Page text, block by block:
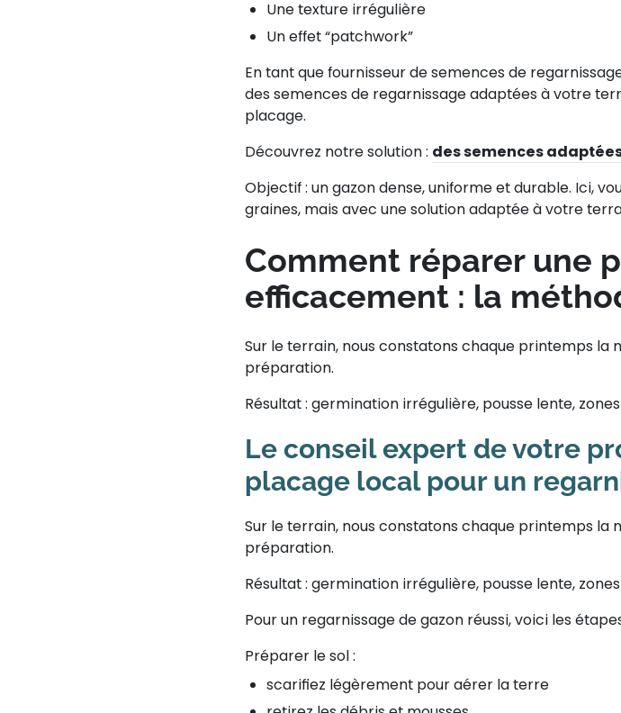
Une texture irrégulière
Un effet “patchwork”
En tant quefournisseur de semences de
dessemences de regarnissageadaptées à votre
placage.
Découvrez notre solution : des semences
Objectif : un gazon dense, uniforme et durable. Ici,
graines, mais avec une solution adaptée à votre
Comment réparer une
efficacement : la
Sur le terrain, nous constatons chaque printemps
préparation.
Résultat : germination irrégulière, pousse lente,
Le conseil expert de votre
placage local pour un
Sur le terrain, nous constatons chaque printemps
préparation.
Résultat : germination irrégulière, pousse lente,
Pour un regarnissage de gazon réussi, voici les
Préparer le sol :
scarifiez légèrement pour aérer la terre